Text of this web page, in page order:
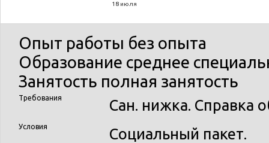
18 июля
Опыт работы без опыта
Образование среднее
Занятость полная занятость
Требования Сан. нижка. Справка
Условия
Социальный пакет.